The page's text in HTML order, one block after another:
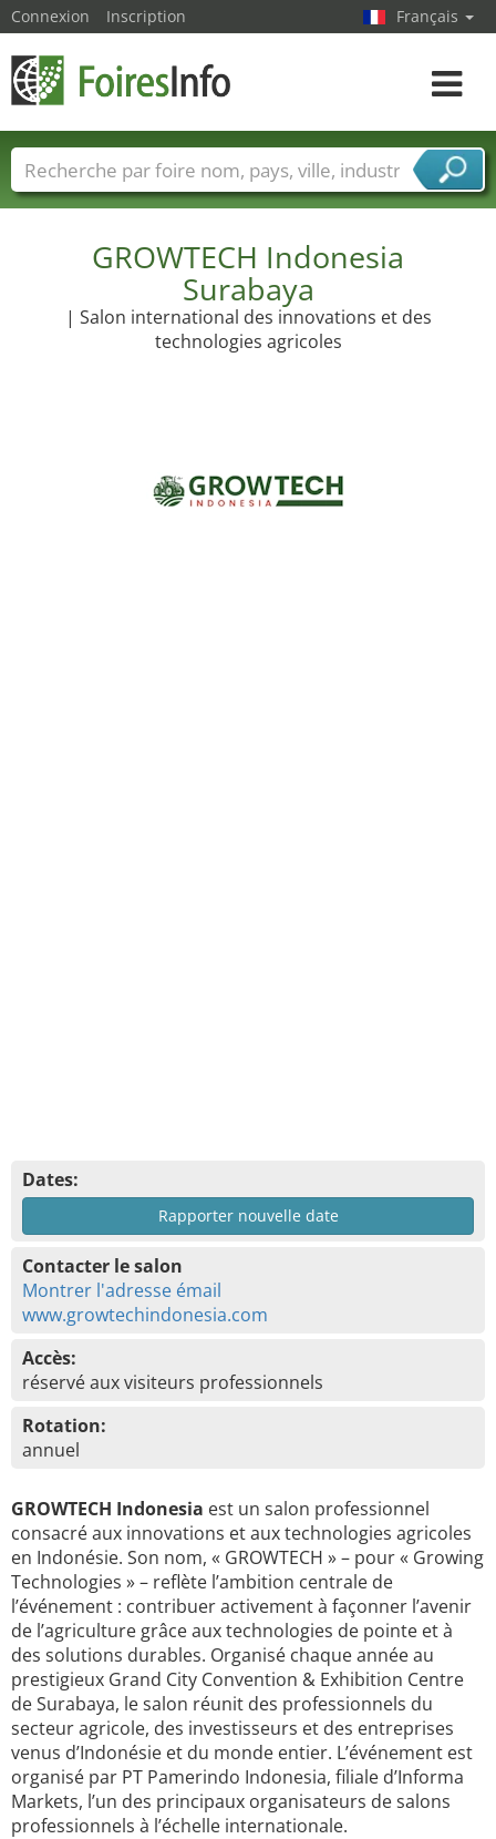
GROWTECH Indonesia
Surabaya
| Salon international des innovations et des
technologies agricoles
Dates:
Rapporter nouvelle date
Contacter le salon
Montrer l'adresse émail
www.growtechindonesia.com
Accès:
réservé aux visiteurs professionnels
Rotation:
annuel
GROWTECH Indonesia est un salon professionnel
consacré aux innovations et aux technologies agricoles
en Indonésie. Son nom, « GROWTECH » – pour « Growing
Technologies » – reflète l’ambition centrale de
l’événement : contribuer activement à façonner l’avenir
de l’agriculture grâce aux technologies de pointe et à
des solutions durables. Organisé chaque année au
prestigieux Grand City Convention & Exhibition Centre
de Surabaya, le salon réunit des professionnels du
secteur agricole, des investisseurs et des entreprises
venus d’Indonésie et du monde entier. L’événement est
organisé par PT Pamerindo Indonesia, filiale d’Informa
Markets, l’un des principaux organisateurs de salons
professionnels à l’échelle internationale.
Connexion Inscription Français
Toggle
Foire noms Pays Villes
Secteurs de foire